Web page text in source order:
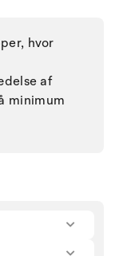
hvor
af
minimum